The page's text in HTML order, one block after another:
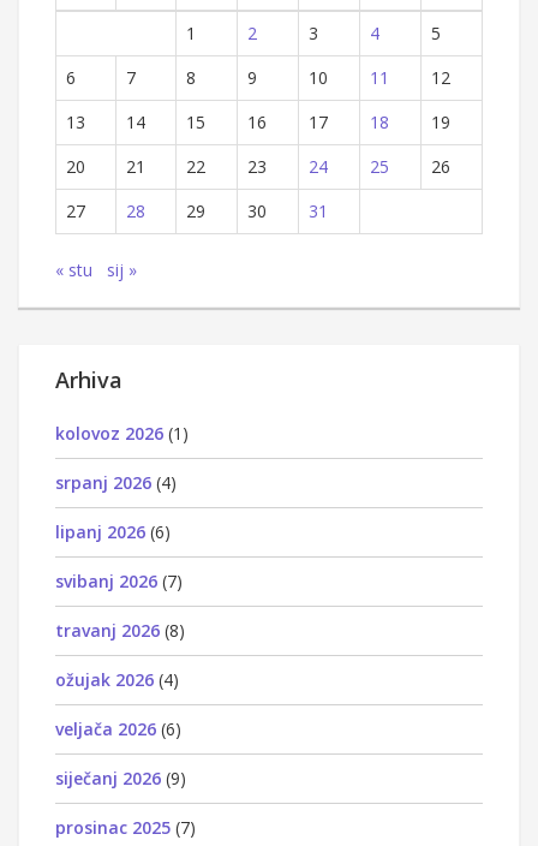
1
2 3 4
5
6
7 8 9 10 11
12
13
14 15 16 17 18
19
20
21 22 23 24 25
26
27
28 29 30 31
« stu sij »
Arhiva
kolovoz 2026 (1)
srpanj 2026 (4)
lipanj 2026 (6)
svibanj 2026 (7)
travanj 2026 (8)
ožujak 2026 (4)
veljača 2026 (6)
siječanj 2026 (9)
prosinac 2025 (7)